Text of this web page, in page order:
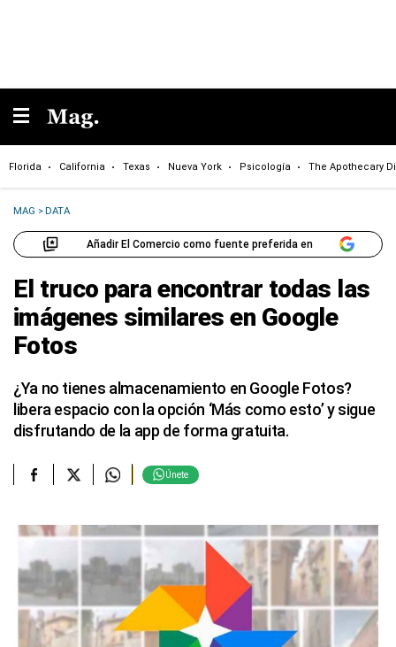
Florida California Texas Nueva York Psicología The Apothecary
MAG >DATA
Añadir El Comercio como fuente preferida en
El truco para encontrar todas las
imágenes similares en Google
Fotos
¿Ya no tienes almacenamiento en Google Fotos?
libera espacio con la opción ‘Más como esto’ y sigue
disfrutando de la app de forma gratuita.
Únete